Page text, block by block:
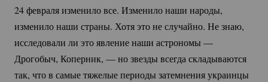
24 февраля изменило все. Изменило наши народы,
изменило наши страны. Хотя это не случайно. Не знаю,
исследовали ли это явление наши астрономы —
Дрогобыч, Коперник, — но звезды всегда складываются
так, что в самые тяжелые периоды затемнения украинцы